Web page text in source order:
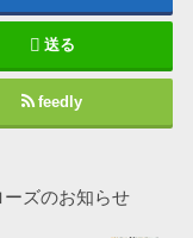
送る
feedly
ズのお知らせ